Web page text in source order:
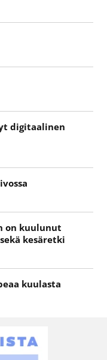
digitaalinen
on kuulunut
kesäretki
kuulasta